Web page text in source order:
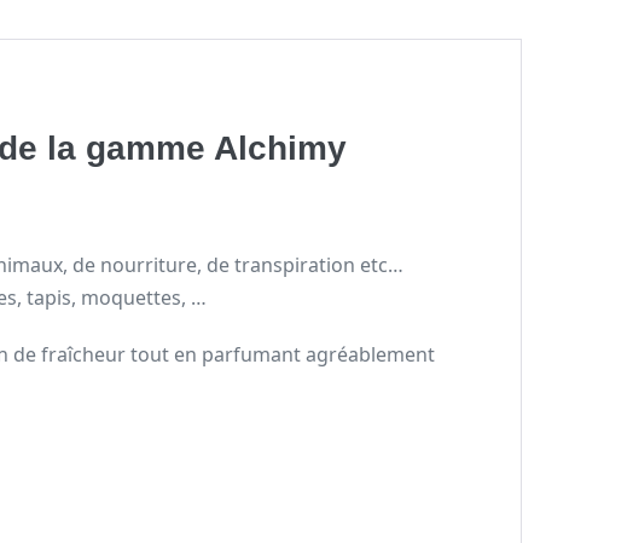
la gamme Alchimy
de nourriture, de transpiration etc…
tapis, moquettes, …
de fraîcheur tout en parfumant agréablement